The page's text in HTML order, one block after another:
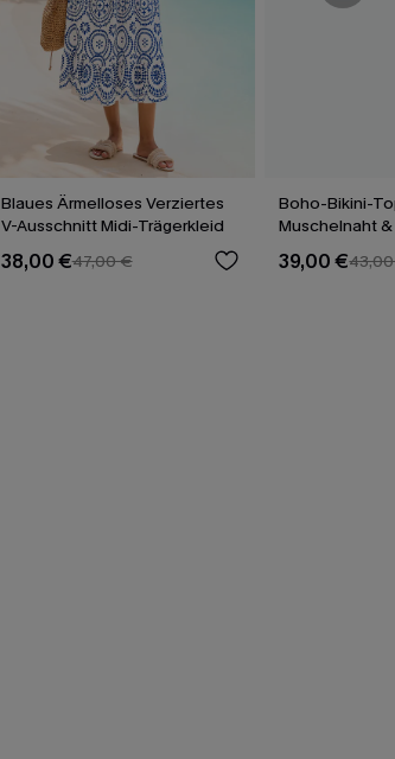
Blaues Ärmelloses Verziertes
V-Ausschnitt Midi-Trägerkleid
38,00 €47,00 €
Boho-Bikini-
Muschelnaht
Bikinihose
39,00 €